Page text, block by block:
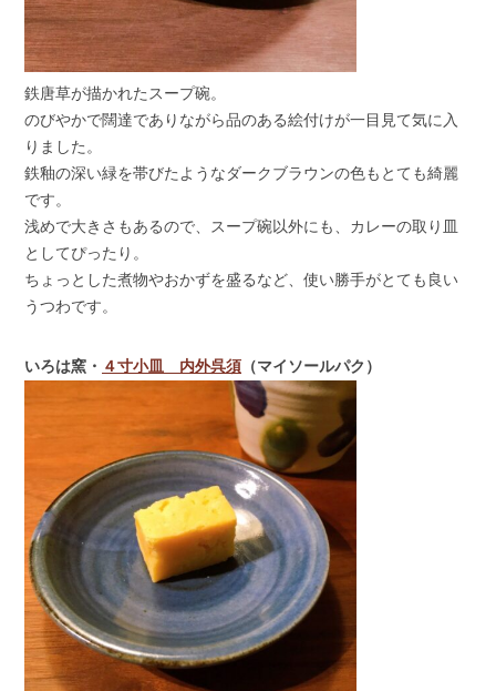
鉄唐草が描かれたスープ碗。
のびやかで闊達でありながら品のある絵付けが一目見て気に入
りました。
鉄釉の深い緑を帯びたようなダークブラウンの色もとても綺麗
です。
浅めで大きさもあるので、スープ碗以外にも、カレーの取り皿
としてぴったり。
ちょっとした煮物やおかずを盛るなど、使い勝手がとても良い
うつわです。
いろは窯・ ４寸小皿 内外呉須 （マイソールパク）